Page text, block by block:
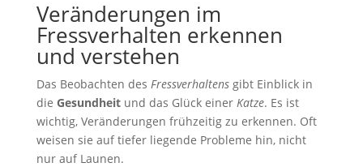
Veränderungen im
Fressverhalten erkennen
und verstehen
Das Beobachten des Fressverhaltensgibt Einblick in
die Gesundheitund das Glück einer Katze. Es ist
wichtig, Veränderungen frühzeitig zu erkennen. Oft
weisen sie auf tiefer liegende Probleme hin, nicht
nur auf Launen.